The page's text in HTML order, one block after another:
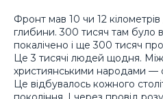
Фронт мав 10 чи 12
глибини. 300 тисяч там було
покалічено і ще 300 тисяч
Це 3 тисячі людей щодня.
християнськими народами —
Це відбувалось кожного